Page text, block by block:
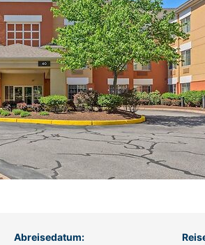
Abreisedatum: